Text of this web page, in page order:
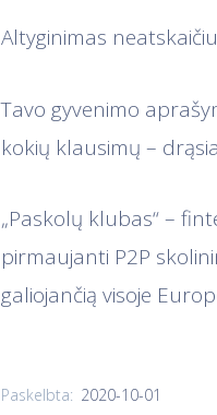
Altyginimas
Tavo gyvenimo
kokių klausimų –
„Paskolų klubas“ –
pirmaujanti P2P
galiojančią visoje
Paskelbta: 2020-10-01